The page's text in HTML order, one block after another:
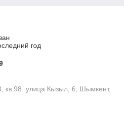
год
кв.98. улица Кызыл, 6, Шымкент,